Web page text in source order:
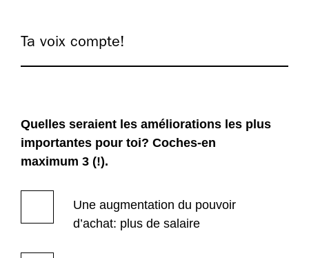
Ta voix compte!
Quelles seraient les améliorations les plus
importantes pour toi? Coches-en
maximum 3 (!).
Une augmentation du pouvoir
d’achat: plus de salaire